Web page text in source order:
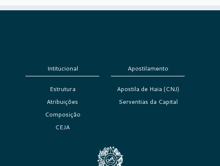
Intitucional
Estrutura
Atribuições
Composição
CEJA
Apostilamento
Apostila de Haia (CNJ)
Serventias da Capital